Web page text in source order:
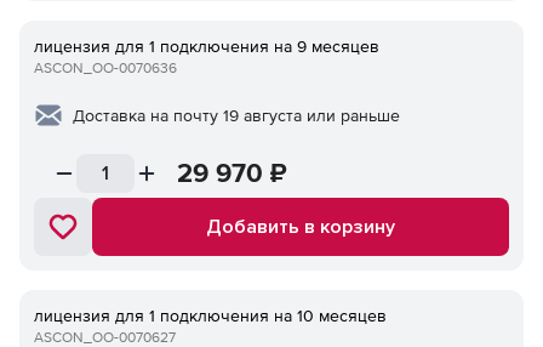
лицензия для 1 подключения на 9 месяцев
ASCON_ОО-0070636
Доставка на почту 19 августа или раньше
29 970 ₽
Добавить в корзину
лицензия для 1 подключения на 10 месяцев
ASCON_ОО-0070627